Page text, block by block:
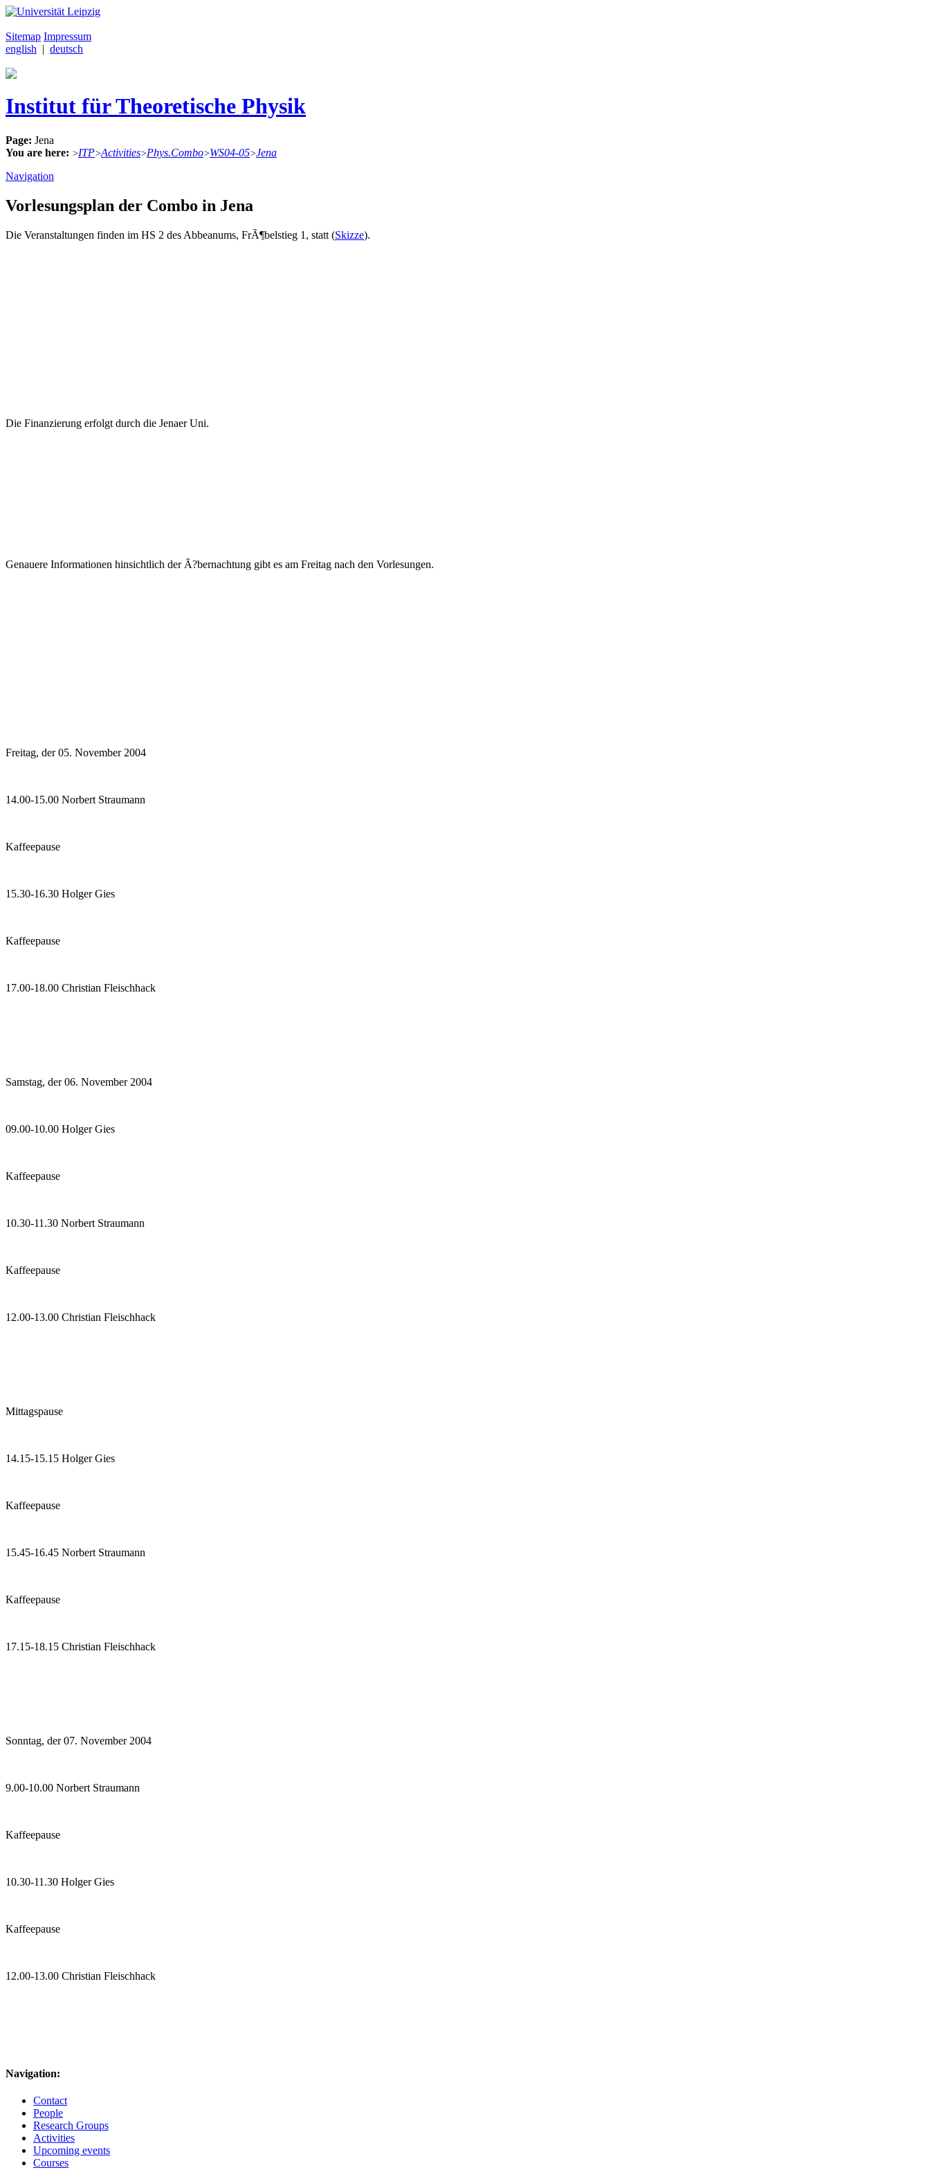
Sitemap Impressum
english | deutsch
Institut für Theoretische Physik
Page: Jena
You are here: >ITP>Activities>Phys.Combo>WS04-05>Jena
Navigation
Vorlesungsplan der Combo in Jena
Die Veranstaltungen finden im HS 2 des Abbeanums, FrÃ¶belstieg 1, statt (Skizze).
Die Finanzierung erfolgt durch die Jenaer Uni.
Genauere Informationen hinsichtlich der Ã?bernachtung gibt es am Freitag nach den Vorlesungen.
Freitag, der 05. November 2004
14.00-15.00 Norbert Straumann
Kaffeepause
15.30-16.30 Holger Gies
Kaffeepause
17.00-18.00 Christian Fleischhack
Samstag, der 06. November 2004
09.00-10.00 Holger Gies
Kaffeepause
10.30-11.30 Norbert Straumann
Kaffeepause
12.00-13.00 Christian Fleischhack
Mittagspause
14.15-15.15 Holger Gies
Kaffeepause
15.45-16.45 Norbert Straumann
Kaffeepause
17.15-18.15 Christian Fleischhack
Sonntag, der 07. November 2004
9.00-10.00 Norbert Straumann
Kaffeepause
10.30-11.30 Holger Gies
Kaffeepause
12.00-13.00 Christian Fleischhack
Navigation:
Contact
People
Research Groups
Activities
Upcoming events
Courses